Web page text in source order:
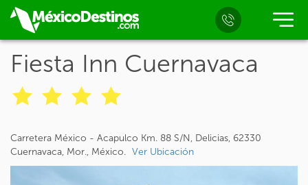
Fiesta Inn Cuernavaca
Carretera México - Acapulco Km. 88 S/N, Delicias, 62330
Cuernavaca, Mor., México. Ver Ubicación